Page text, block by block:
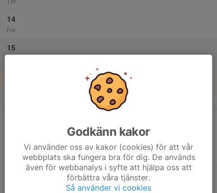
14
Fre
15
v.34
Godkänn kakor
Vi använder oss av kakor (cookies) för att vår
webbplats ska fungera bra för dig. De används
även för webbanalys i syfte att hjälpa oss att
förbättra våra tjänster.
Så använder vi cookies